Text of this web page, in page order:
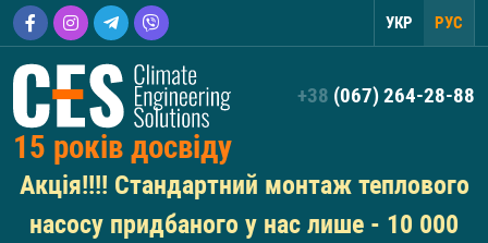
УКР РУС
+38 (067) 264-28-88
15 років досвіду
Акція!!!! Стандартний монтаж теплового
насосу придбаного у нас лише - 10 000